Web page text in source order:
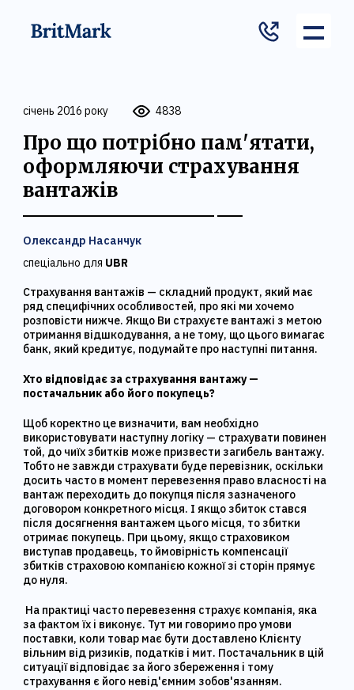
січень 2016 року 4838
Про що потрібно пам'ятати,
оформляючи страхування
вантажів
Олександр Насанчук
спеціально для UBR
Страхування вантажів — складний продукт, який має
ряд специфічних особливостей, про які ми хочемо
розповісти нижче. Якщо Ви страхуєте вантажі з метою
отримання відшкодування, а не тому, що цього вимагає
банк, який кредитує, подумайте про наступні питання.
Хто відповідає за страхування вантажу —
постачальник або його покупець?
Щоб коректно це визначити, вам необхідно
використовувати наступну логіку — страхувати повинен
той, до чиїх збитків може призвести загибель вантажу.
Тобто не завжди страхувати буде перевізник, оскільки
досить часто в момент перевезення право власності на
вантаж переходить до покупця після зазначеного
договором конкретного місця. І якщо збиток стався
після досягнення вантажем цього місця, то збитки
отримає покупець. При цьому, якщо страховиком
виступав продавець, то ймовірність компенсації
збитків страховою компанією кожної зі сторін прямує
до нуля.
На практиці часто перевезення страхує компанія, яка
за фактом їх і виконує. Тут ми говоримо про умови
поставки, коли товар має бути доставлено Клієнту
вільним від ризиків, податків і мит. Постачальник в цій
ситуації відповідає за його збереження і тому
страхування є його невід'ємним зобов'язанням.